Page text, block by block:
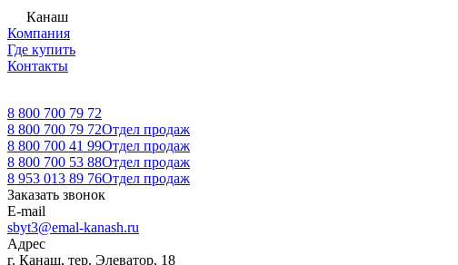
Канаш
Компания
Где купить
Контакты
8 800 700 79 72
8 800 700 79 72Отдел продаж
8 800 700 41 99Отдел продаж
8 800 700 53 88Отдел продаж
8 953 013 89 76Отдел продаж
Заказать звонок
E-mail
sbyt3@emal-kanash.ru
Адрес
г. Канаш, тер. Элеватор, 18